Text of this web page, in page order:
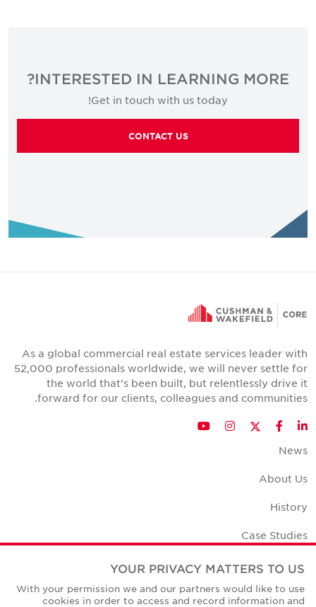
INTERESTED IN LEARNING MORE?
Get in touch with us today!
CONTACT US
As a global commercial real estate services leader with
52,000 professionals worldwide, we will never settle for
the world that's been built, but relentlessly drive it
forward for our clients, colleagues and communities.
LinkedIn
Facebook
Twitter
Instagram
YouTube
News
About Us
History
Case Studies
Office Space Calculator
Careers
YOUR PRIVACY MATTERS TO US
With your permission we and our partners would like to use
cookies in order to access and record information and